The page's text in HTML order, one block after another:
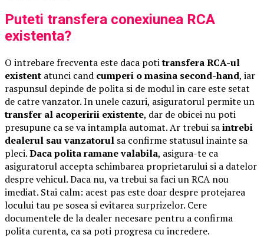
Puteti transfera conexiunea RCA
existenta?
O intrebare frecventa este daca potitransfera RCA-ul
existent atunci cand cumperi o masina second-hand, iar
raspunsul depinde de polita si de modul in care este setat
de catre vanzator. In unele cazuri, asiguratorul permite un
transfer al acoperirii existente, dar de obicei nu poti
presupune ca se va intampla automat. Ar trebui saintrebi
dealerul sau vanzatorul sa confirme statusul inainte sa
pleci.Daca polita ramane valabila, asigura-te ca
asiguratorul accepta schimbarea proprietarului si a datelor
despre vehicul. Daca nu, va trebui sa faci un RCA nou
imediat. Stai calm: acest pas este doar despre protejarea
locului tau pe sosea si evitarea surprizelor. Cere
documentele de la dealer necesare pentru a confirma
polita curenta, ca sa poti progresa cu incredere.